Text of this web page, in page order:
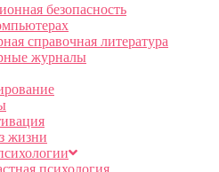
безопасность
справочная литература
журналы
жизни
психология